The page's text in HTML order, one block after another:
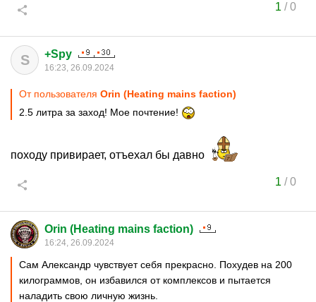
1 /0
S +Spy
16:23, 26.09.2024
От пользователя Orin (Heating mains faction)
2.5 литра за заход! Мое почтение!
походу привирает, отъехал бы давно
1 /0
Orin (Heating mains faction)
16:24, 26.09.2024
Сам Александр чувствует себя прекрасно. Похудев на 200
килограммов, он избавился от комплексов и пытается
наладить свою личную жизнь.